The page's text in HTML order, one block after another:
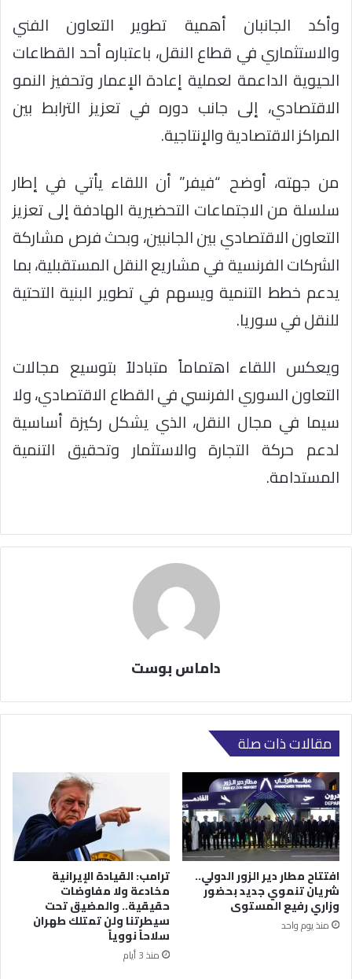
وأكد الجانبان أهمية تطوير التعاون الفني
والاستثماري في قطاع النقل، باعتباره أحد القطاعات
الحيوية الداعمة لعملية إعادة الإعمار وتحفيز النمو
الاقتصادي، إلى جانب دوره في تعزيز الترابط بين
المراكز الاقتصادية والإنتاجية.
من جهته، أوضح “فيفر” أن اللقاء يأتي في إطار
سلسلة من الاجتماعات التحضيرية الهادفة إلى تعزيز
التعاون الاقتصادي بين الجانبين، وبحث فرص مشاركة
الشركات الفرنسية في مشاريع النقل المستقبلية، بما
يدعم خطط التنمية ويسهم في تطوير البنية التحتية
للنقل في سوريا.
ويعكس اللقاء اهتماماً متبادلاً بتوسيع مجالات
التعاون السوري الفرنسي في القطاع الاقتصادي، ولا
سيما في مجال النقل، الذي يشكل ركيزة أساسية
لدعم حركة التجارة والاستثمار وتحقيق التنمية
المستدامة.
داماس بوست
مقالات ذات صلة
افتتاح مطار دير الزور الدولي..
شريان تنموي جديد بحضور
وزاري رفيع المستوى
منذ يوم واحد
ترامب: القيادة الإيرانية
مخادعة ولا مفاوضات
حقيقية.. والمضيق تحت
سيطرتنا ولن تمتلك طهران
سلاحاً نووياً
منذ 3 أيام